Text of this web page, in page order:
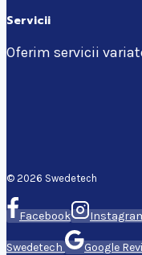
Servicii
Oferim servicii
© 2026 Swedetech
Facebook
Swedetech Google